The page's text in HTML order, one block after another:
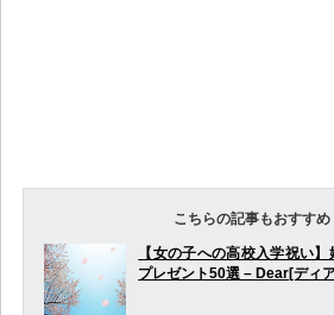
こちらの記事もおすすめ
【女の子への高校入学祝い
プレゼント50選 – Dear[ディ